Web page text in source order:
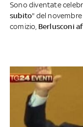
Sono diventate
subito" del
comizio, Berlusconi